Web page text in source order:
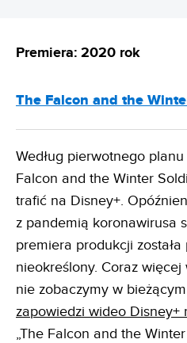
Premiera: 2020 rok
The Falcon and the
Według pierwotnego planu
Falcon and the Winter
trafić na Disney+.
z pandemią koronawirusa
premiera produkcji
nieokreślony. Coraz więcej
nie zobaczymy w
zapowiedzi wideo Disney+
„The Falcon and the